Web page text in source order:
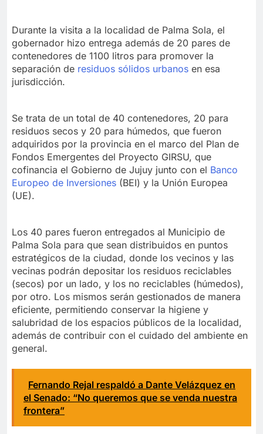
Durante la visita a la localidad de Palma Sola, el
gobernador hizo entrega además de 20 pares de
contenedores de 1100 litros para promover la
separación de residuos sólidos urbanos en esa
jurisdicción.
Se trata de un total de 40 contenedores, 20 para
residuos secos y 20 para húmedos, que fueron
adquiridos por la provincia en el marco del Plan de
Fondos Emergentes del Proyecto GIRSU, que
cofinancia el Gobierno de Jujuy junto con el Banco
Europeo de Inversiones (BEI) y la Unión Europea
(UE).
Los 40 pares fueron entregados al Municipio de
Palma Sola para que sean distribuidos en puntos
estratégicos de la ciudad, donde los vecinos y las
vecinas podrán depositar los residuos reciclables
(secos) por un lado, y los no reciclables (húmedos),
por otro. Los mismos serán gestionados de manera
eficiente, permitiendo conservar la higiene y
salubridad de los espacios públicos de la localidad,
además de contribuir con el cuidado del ambiente en
general.
Fernando Rejal respaldó a Dante Velázquez en
el Senado: “No queremos que se venda nuestra
frontera”